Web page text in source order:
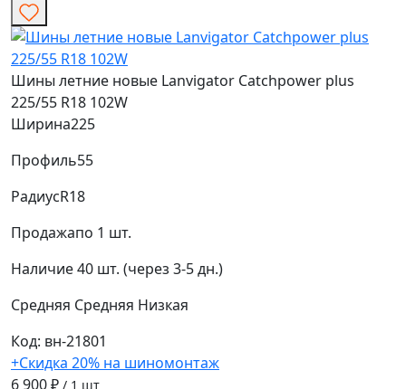
Шины летние новые Lanvigator Catchpower plus
225/55 R18 102W
Ширина225
Профиль55
РадиусR18
Продажапо 1 шт.
Наличие40 шт. (через 3-5 дн.)
Средняя Средняя Низкая
Код: вн-21801
+Скидка 20% на шиномонтаж
6 900 ₽ / 1 шт